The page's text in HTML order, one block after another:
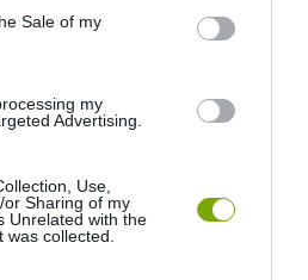
Sale of my
my
Advertising.
Use,
Sharing of my
Unrelated with the
collected.